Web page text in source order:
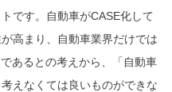
です。自動車がCASE化して
高まり、自動車業界だけでは
あるとの考えから、「自動車
えなくては良いものができな